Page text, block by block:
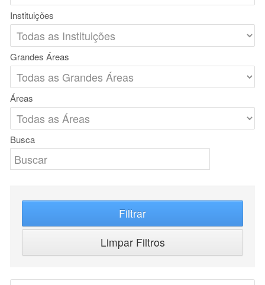
Instituições
Grandes Áreas
Áreas
Busca
Filtrar
Limpar Filtros